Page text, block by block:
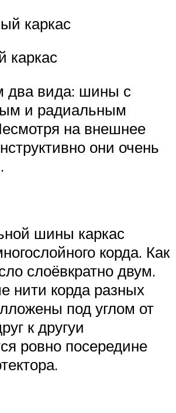
каркас
каркас
два вида: шины с
и радиальным
на внешнее
они очень
шины каркас
корда. Как
слоёвкратно двум.
нити корда разных
под углом от
к другуи
ровно посередине